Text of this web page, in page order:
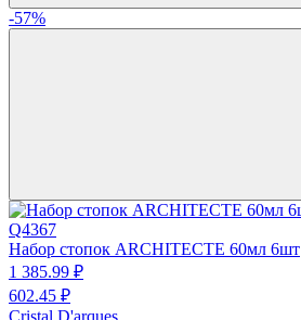
-57%
Q4367
Набор стопок ARCHITECTE 60мл 6шт
1 385.99 ₽
602.45 ₽
Cristal D'arques